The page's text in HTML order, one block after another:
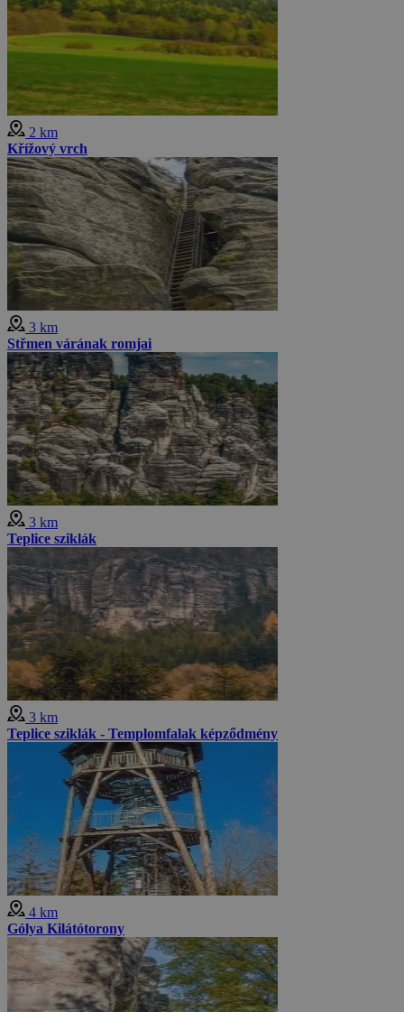
2 km
Křížový vrch
3 km
Střmen várának romjai
3 km
Teplice sziklák
3 km
Teplice sziklák - Templomfalak képződmény
4 km
Gólya Kilátótorony